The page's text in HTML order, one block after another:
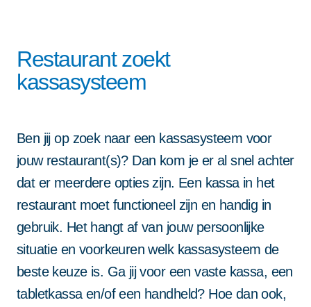
toepassing.
groei: met vaste contactpersoon en persoonlijke support
blijft alles draaien.
Door dit formulier in te dienen ga je
akkoord met onze privacy statement.
Deze site wordt beschermd door
reCAPTCHA; het privacybeleid en de
servicevoorwaarden van Google zijn van
toepassing.
toepassing.
servicevoorwaarden van Google zijn van
toepassing.
toepassing.
Restaurant zoekt
kassasysteem
Ben jij op zoek naar een kassasysteem voor
jouw restaurant(s)? Dan kom je er al snel achter
dat er meerdere opties zijn. Een kassa in het
restaurant moet functioneel zijn en handig in
gebruik. Het hangt af van jouw persoonlijke
situatie en voorkeuren welk kassasysteem de
beste keuze is. Ga jij voor een vaste kassa, een
tabletkassa en/of een handheld? Hoe dan ook,